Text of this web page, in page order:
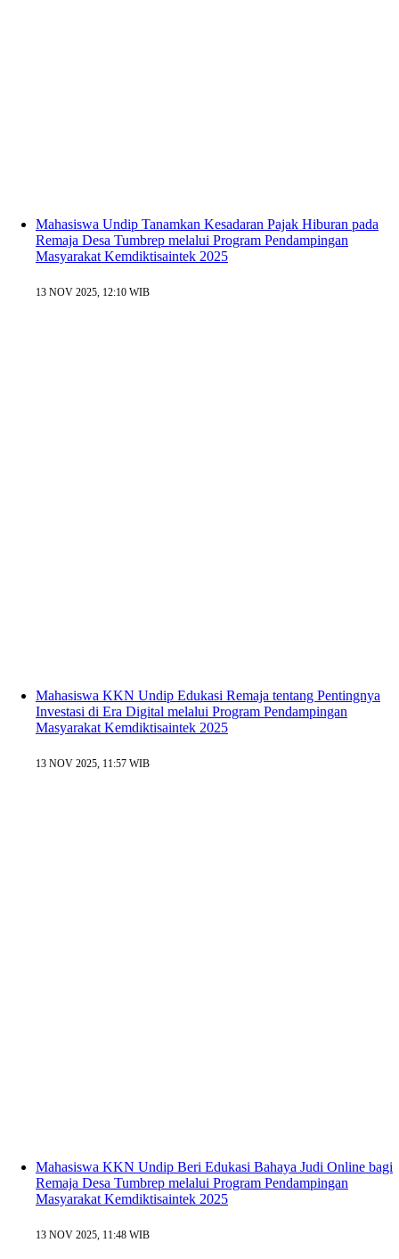
Mahasiswa Undip Tanamkan Kesadaran Pajak Hiburan pada
Remaja Desa Tumbrep melalui Program Pendampingan
Masyarakat Kemdiktisaintek 2025
13 NOV 2025, 12:10 WIB
Mahasiswa KKN Undip Edukasi Remaja tentang Pentingnya
Investasi di Era Digital melalui Program Pendampingan
Masyarakat Kemdiktisaintek 2025
13 NOV 2025, 11:57 WIB
Mahasiswa KKN Undip Beri Edukasi Bahaya Judi Online bagi
Remaja Desa Tumbrep melalui Program Pendampingan
Masyarakat Kemdiktisaintek 2025
13 NOV 2025, 11:48 WIB